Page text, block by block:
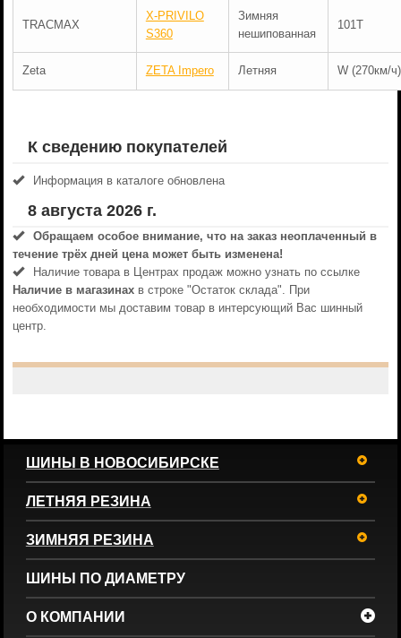
TRACMAX
X-PRIVILO
S360
Зимняя
нешипованная
101T
Zeta ZETA Impero Летняя W (270км/ч)
К сведению покупателей
Информация в каталоге обновлена
8 августа 2026 г.
Обращаем особое внимание, что на заказ неоплаченный в
течениe трёх дней цена может быть изменена!
Наличие товара в Центрах продаж можно узнать по ссылке
Наличие в магазинахв строке "Остаток склада". При
необходимости мы доставим товар в интерсующий Вас шинный
центр.
ШИНЫ В НОВОСИБИРСКЕ
ЛЕТНЯЯ РЕЗИНА
ЗИМНЯЯ РЕЗИНА
ШИНЫ ПО ДИАМЕТРУ
О КОМПАНИИ